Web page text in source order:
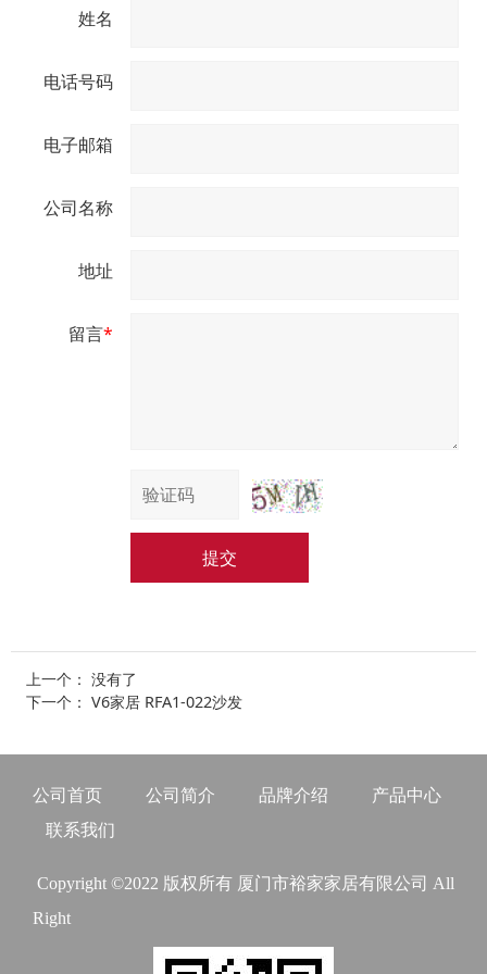
姓名
电话号码
电子邮箱
公司名称
地址
留言*
提交
上一个： 没有了
下一个：V6家居 RFA1-022沙发
公司首页 公司简介 品牌介绍
产品中心
联系我们
Copyright ©2022 版权所有 厦门市裕家家居有限公司 All
Right